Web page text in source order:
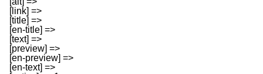
    [link] =>
    [title] =>
    [en-title] =>
    [text] =>
    [preview] =>
    [en-preview] =>
    [en-text] =>